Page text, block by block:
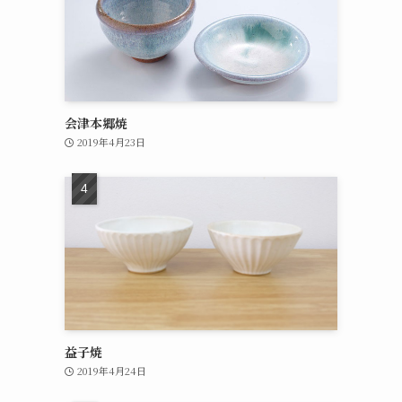
会津本郷焼
2019年4月23日
益子焼
2019年4月24日